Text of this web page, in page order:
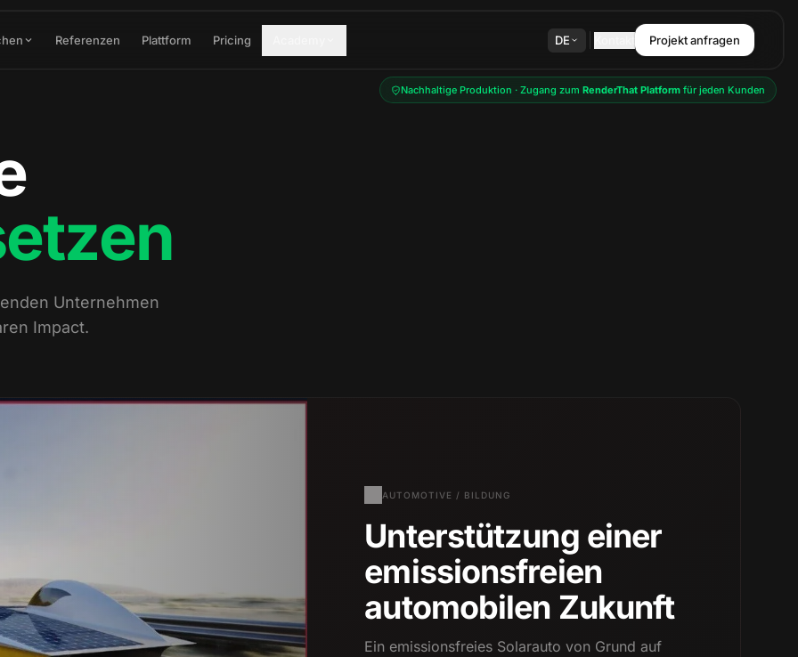
Referenzen Plattform Pricing DE Projekt anfragen
Nachhaltige Produktion · Zugang zum RenderThat Platform für jeden Kunden
Unternehmen
Impact.
AUTOMOTIVE / BILDUNG
Unterstützung einer
emissionsfreien
automobilen Zukunft
Ein emissionsfreies Solarauto von Grund auf